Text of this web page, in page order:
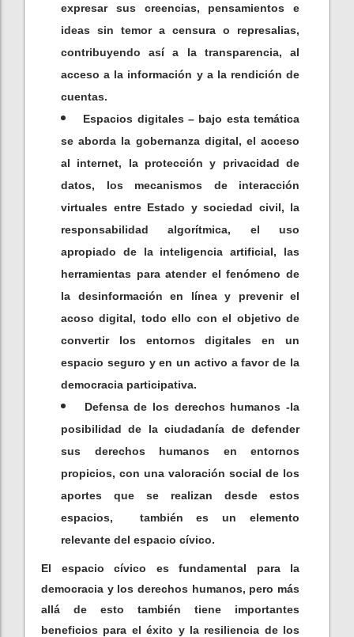
expresar sus creencias, pensamientos e
ideas sin temor a censura o represalias,
contribuyendo así a la transparencia, al
acceso a la información y a la rendición de
cuentas.
Espacios digitales – bajo esta temática
se aborda la gobernanza digital, el acceso
al internet, la protección y privacidad de
datos, los mecanismos de interacción
virtuales entre Estado y sociedad civil, la
responsabilidad algorítmica, el uso
apropiado de la inteligencia artificial, las
herramientas para atender el fenómeno de
la desinformación en línea y prevenir el
acoso digital, todo ello con el objetivo de
convertir los entornos digitales en un
espacio seguro y en un activo a favor de la
democracia participativa.
Defensa de los derechos humanos -la
posibilidad de la ciudadanía de defender
sus derechos humanos en entornos
propicios, con una valoración social de los
aportes que se realizan desde estos
espacios, también es un elemento
relevante del espacio cívico.
El espacio cívico es fundamental para la
democracia y los derechos humanos, pero más
allá de esto también tiene importantes
beneficios para el éxito y la resiliencia de los